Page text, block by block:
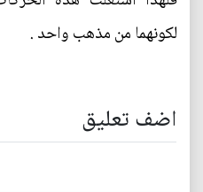
لكونهما من مذهب واحد .
اضف تعليق